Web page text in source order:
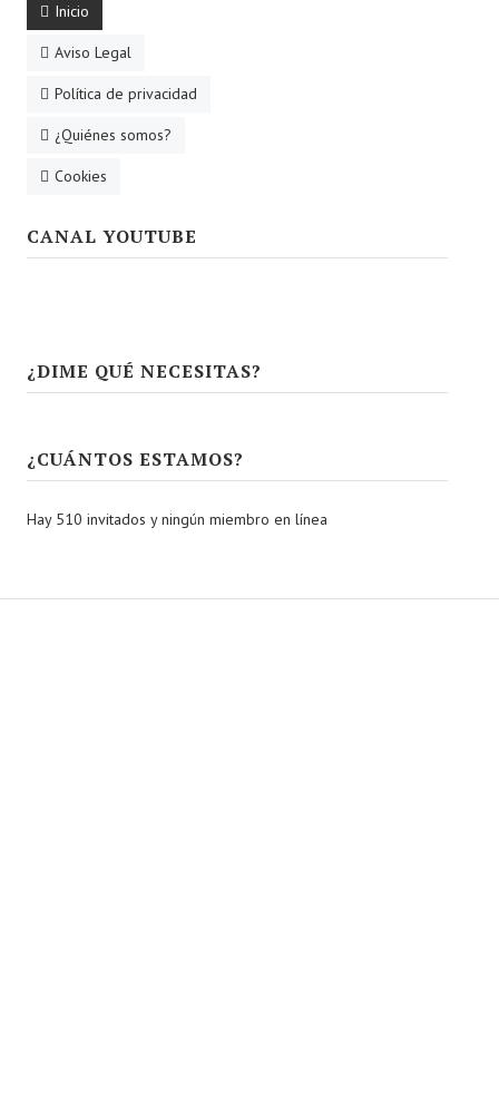
Inicio
Aviso Legal
Política de privacidad
¿Quiénes somos?
Cookies
CANAL YOUTUBE
¿DIME QUÉ NECESITAS?
¿CUÁNTOS ESTAMOS?
Hay 510 invitados y ningún miembro en línea